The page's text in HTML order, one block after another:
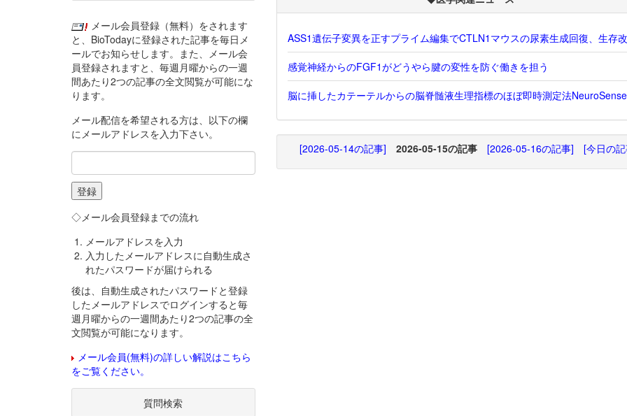
ASS1遺伝子変異を正すプライム編集でCTLN1マウスの尿素生成回復、生存
感覚神経からのFGF1がどうやら腱の変性を防ぐ働きを担う
脳に挿したカテーテルからの脳脊髄液生理指標のほぼ即時測定法
[2026-05-14の記事] 2026-05-15の記事 [2026-05-16の記事] [今日の
メール会員登録（無料）をされます
と、BioTodayに登録された記事を毎日メ
ールでお知らせします。また、メール会
員登録されますと、毎週月曜からの一週
間あたり2つの記事の全文閲覧が可能にな
ります。
メール配信を希望される方は、以下の欄
にメールアドレスを入力下さい。
◇メール会員登録までの流れ
メールアドレスを入力
入力したメールアドレスに自動生成さ
れたパスワードが届けられる
後は、自動生成されたパスワードと登録
したメールアドレスでログインすると毎
週月曜からの一週間あたり2つの記事の全
文閲覧が可能になります。
メール会員(無料)の詳しい解説はこちら
をご覧ください。
質問検索